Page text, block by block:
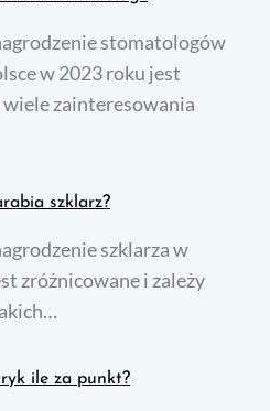
stomatologów
w 2023 roku jest
zainteresowania
szklarz?
szklarza w
zróżnicowane i zależy
ile za punkt?